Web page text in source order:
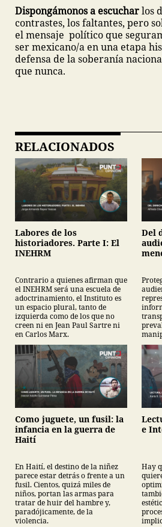
Dispongámonos a escucharlos
contrastes, los faltantes, pero
el mensaje político que
ser mexicano/a en una etapa
defensa de la soberanía
que nunca.
RELACIONADOS
Labores de los
historiadores. Parte I: El
INEHRM
Contrario a quienes afirman que
el INEHRM será una escuela de
adoctrinamiento, el Instituto es
un espacio plural, tanto de
izquierda como de los que no
creen ni en Jean Paul Sartre ni
en Carlos Marx.
Del
Como juguete, un fusil: la
infancia en la guerra de
Haití
En Haití, el destino de la niñez
parece estar detrás o frente a un
fusil. Cientos, quizá miles de
niños, portan las armas para
tratar de huir del hambre y,
paradójicamente, de la
violencia.
e
Hay